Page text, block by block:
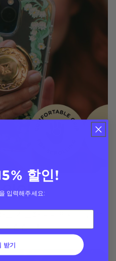
안
적합합니다
할인!
입력해주세요:
받기